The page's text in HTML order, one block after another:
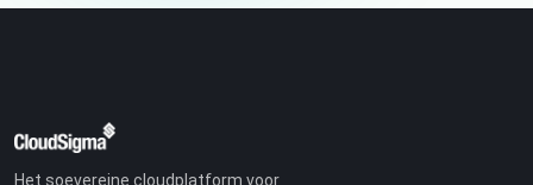
Het soevereine cloudplatform voor